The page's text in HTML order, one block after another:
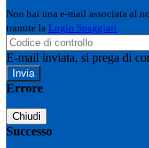
Non hai una e-mail associata al
tramite la Login Spaggiari
E-mail inviata, si prega di
Errore
Chiudi
Successo